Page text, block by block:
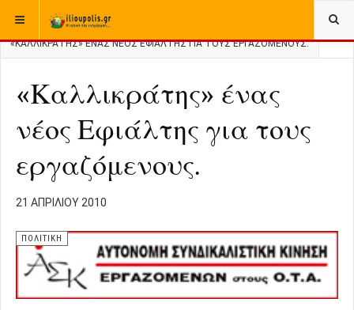
ΒΡΊΣΚΕΣΤΕ ΕΔΏ: ΑΡΧΙΚΉ
«ΚΑΛΛΙΚΡΆΤΗΣ» ΈΝΑΣ ΝΈΟΣ ΕΦΙΆΛΤΗΣ ΓΙΑ ΤΟΥΣ ΕΡΓΑΖΌΜΕΝΟΥΣ.
«Καλλικράτης» ένας
νέος Εφιάλτης για τους
εργαζόμενους.
21 ΑΠΡΙΛΊΟΥ 2010
ΠΟΛΙΤΙΚΗ